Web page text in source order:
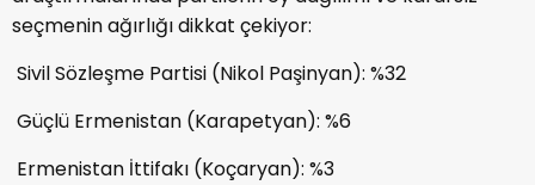
seçmenin ağırlığı dikkat çekiyor:
Sivil Sözleşme Partisi (Nikol Paşinyan): %32
Güçlü Ermenistan (Karapetyan): %6
Ermenistan İttifakı (Koçaryan): %3